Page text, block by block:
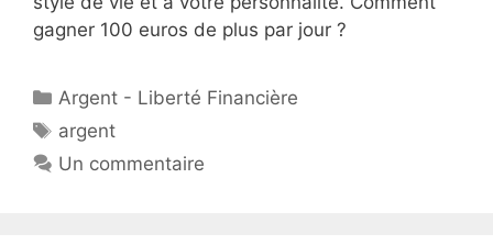
gagner 100 euros de plus par jour ?
Catégories
Argent - Liberté Financière
Étiquettes
argent
Un commentaire